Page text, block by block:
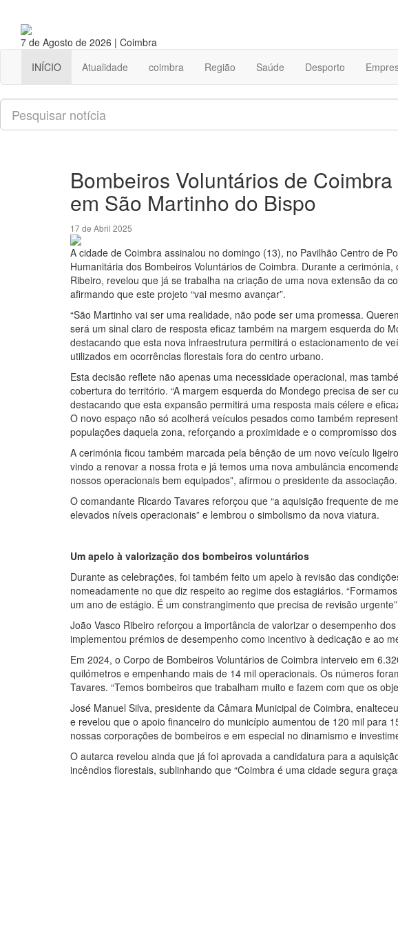
7 de Agosto de 2026 | Coimbra
INÍCIO Atualidade coimbra Região Saúde Desporto
Pesquisar
Bombeiros Voluntários de
em São Martinho do Bispo
17 de Abril 2025
A cidade de Coimbra assinalou no domingo (13), no Pavilhão Centro de
Humanitária dos Bombeiros Voluntários de Coimbra. Durante a
Ribeiro, revelou que já se trabalha na criação de uma nova extensão da
afirmando que este projeto “vai mesmo avançar”.
“São Martinho vai ser uma realidade, não pode ser uma promessa.
será um sinal claro de resposta eficaz também na margem esquerda do
destacando que esta nova infraestrutura permitirá o estacionamento de
utilizados em ocorrências florestais fora do centro urbano.
Esta decisão reflete não apenas uma necessidade operacional, mas
cobertura do território. “A margem esquerda do Mondego precisa de ser
destacando que esta expansão permitirá uma resposta mais célere e
O novo espaço não só acolherá veículos pesados como também
populações daquela zona, reforçando a proximidade e o compromisso
A cerimónia ficou também marcada pela bênção de um novo veículo
vindo a renovar a nossa frota e já temos uma nova ambulância
nossos operacionais bem equipados”, afirmou o presidente da associação.
O comandante Ricardo Tavares reforçou que “a aquisição frequente de
elevados níveis operacionais” e lembrou o simbolismo da nova viatura.
Um apelo à valorização dos bombeiros voluntários
Durante as celebrações, foi também feito um apelo à revisão das
nomeadamente no que diz respeito ao regime dos estagiários.
um ano de estágio. É um constrangimento que precisa de revisão
João Vasco Ribeiro reforçou a importância de valorizar o desempenho
implementou prémios de desempenho como incentivo à dedicação e ao
Em 2024, o Corpo de Bombeiros Voluntários de Coimbra interveio em
quilómetros e empenhando mais de 14 mil operacionais. Os números
Tavares. “Temos bombeiros que trabalham muito e fazem com que os
José Manuel Silva, presidente da Câmara Municipal de Coimbra,
e revelou que o apoio financeiro do município aumentou de 120 mil para
nossas corporações de bombeiros e em especial no dinamismo e
O autarca revelou ainda que já foi aprovada a candidatura para a
incêndios florestais, sublinhando que “Coimbra é uma cidade segura